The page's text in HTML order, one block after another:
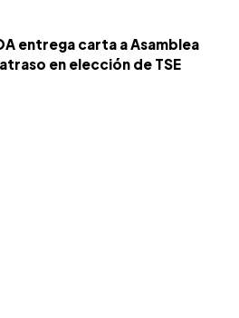
entrega carta a Asamblea
en elección de TSE